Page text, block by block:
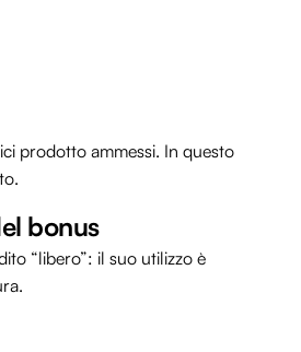
prodotto ammessi. In questo
bonus
“libero”: il suo utilizzo è